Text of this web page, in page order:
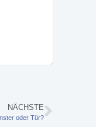
NÄCHSTE
oder Tür?